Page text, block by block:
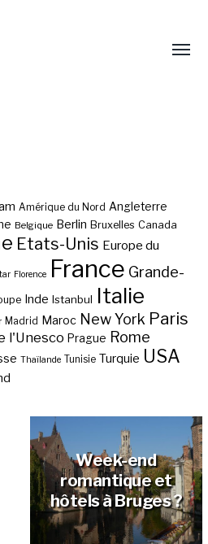
Amérique du Nord Angleterre
Belgique Berlin Bruxelles Canada
Etats-Unis Europe du
Florence France Grande-
Inde Istanbul Italie
Madrid Maroc New York Paris
l'Unesco Prague Rome
Thaïlande Tunisie Turquie USA
Week-end
romantique et
hôtels à Bruges ?